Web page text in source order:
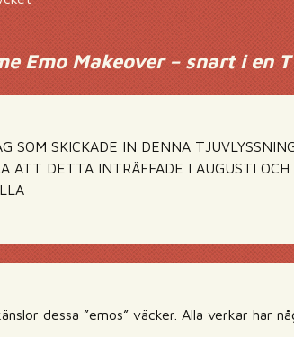
Emo Makeover – snart i en
SOM SKICKADE IN DENNA
ATT DETTA INTRÄFFADE I AUGUSTI
dessa ”emos” väcker. Alla verkar har